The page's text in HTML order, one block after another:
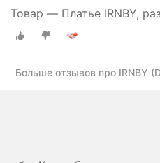
Товар — Платье IRNBY,
Больше отзывов про IRNBY